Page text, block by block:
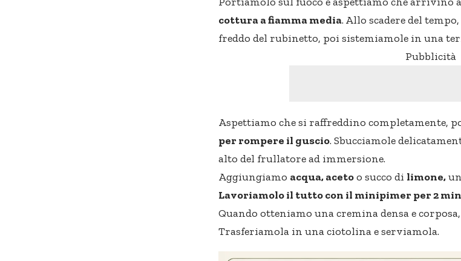
cottura a fiamma media. Allo scadere del
freddo del rubinetto, poi sistemiamole in una
Pubblicità
Aspettiamo che si raffreddino completamente,
per rompere il guscio. Sbucciamole
alto del frullatore ad immersione.
Aggiungiamo acqua, acetoo succo di limone,
Lavoriamolo il tutto con il minipimer per 2
Quando otteniamo una cremina densa e
Trasferiamola in una ciotolina e serviamola.